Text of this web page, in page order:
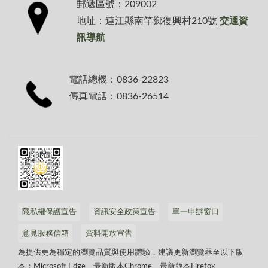
郵遞區號：209002
地址：連江縣南竿鄉復興村210號 交通資
訊導航
電話總機：0836-22823
傳真電話：0836-26514
隱私權保護宣告 資訊安全政策宣告 單一申辦窗口
意見服務信箱 資料開放宣告
為提供更為穩定的瀏覽品質與使用體驗，建議更新瀏覽器至以下版